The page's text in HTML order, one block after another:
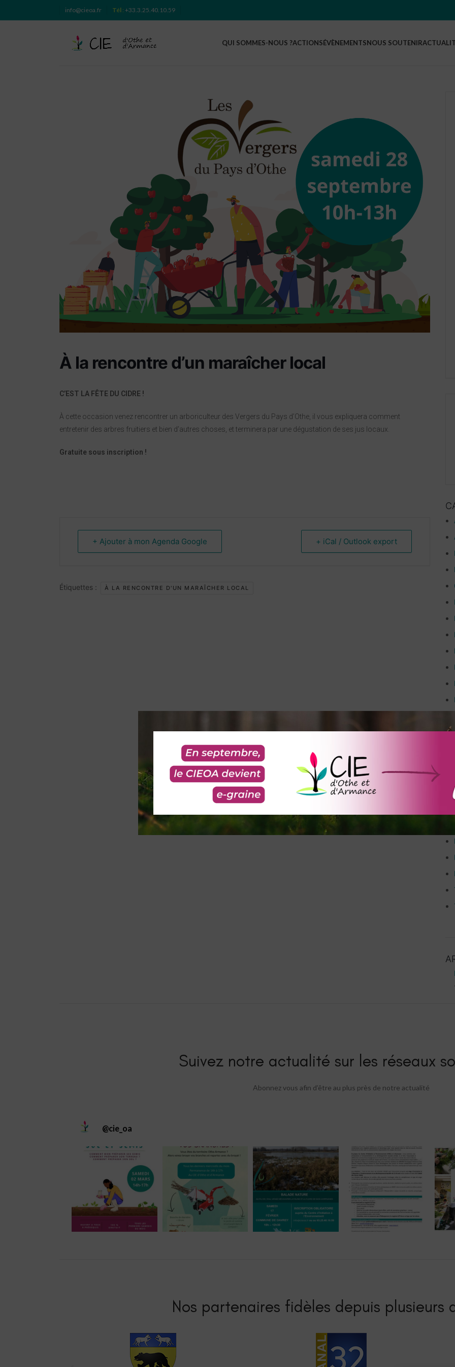
info@cieoa.fr Tél : +33.3.25.40.10.59
QUI SOMMES-NOUS ?ACTIONSÉVÈNEMENTSNOUS SOUTENIR
À la rencontre d’un maraîcher local
C’EST LA FÊTE DU CIDRE !
À cette occasion venez rencontrer un arboriculteur des Vergers du Pays d’Othe, il vous expliquera comment
entretenir des arbres fruitiers et bien d’autres choses, et terminera par une dégustation de ses jus locaux.
Gratuite sous inscription !
+ Ajouter à mon Agenda Google + iCal / Outlook export
Étiquettes : À LA RENCONTRE D'UN MARAÎCHER LOCAL
Suivez notre actualité sur les réseaux
Abonnez vous afin d’être au plus près de notre actualité
@cie_oa
Nos partenaires fidèles depuis plusieurs